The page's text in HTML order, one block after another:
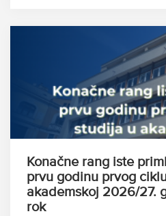
Konačne rang iste
prvu godinu prvog
akademskoj 2026/27.
rok